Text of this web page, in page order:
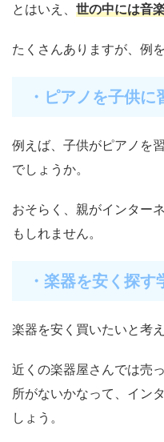
とはいえ、 世の中には音
たくさんありますが、例
・ピアノを子供
例えば、子供がピアノを
でしょうか。
おそらく、親がインター
もしれません。
・楽器を安く探す
楽器を安く買いたいと考
近くの楽器屋さんでは売
所がないかなって、イン
しょう。